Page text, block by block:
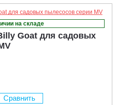
на складе
Goat для садовых
Сравнить